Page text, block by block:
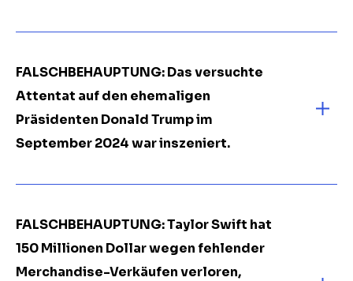
FALSCHBEHAUPTUNG: Das versuchte
Attentat auf den ehemaligen
Präsidenten Donald Trump im
September 2024 war inszeniert.
FALSCHBEHAUPTUNG: Taylor Swift hat
150 Millionen Dollar wegen fehlender
Merchandise-Verkäufen verloren,